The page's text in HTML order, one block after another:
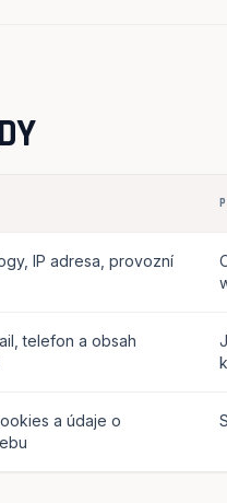
IP adresa, provozní
telefon a obsah
a údaje o